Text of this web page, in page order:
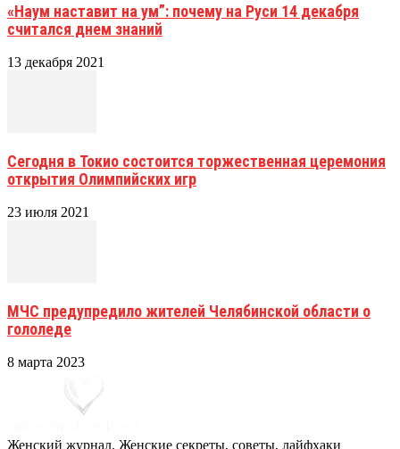
«Наум наставит на ум”: почему на Руси 14 декабря
считался днем знаний
13 декабря 2021
Сегодня в Токио состоится торжественная церемония
открытия Олимпийских игр
23 июля 2021
МЧС предупредило жителей Челябинской области о
гололеде
8 марта 2023
Женский журнал. Женские секреты, советы, лайфхаки